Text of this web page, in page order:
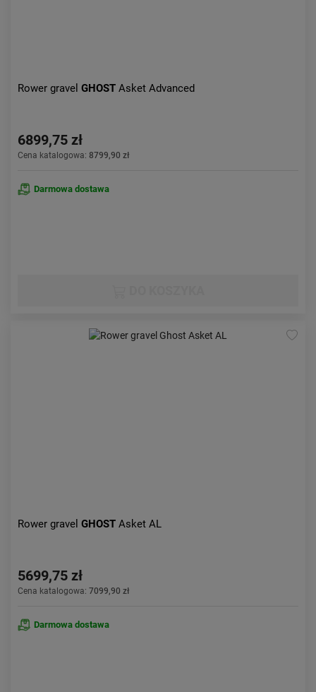
Rower gravel GHOST Asket Advanced
6899,75 zł
Cena katalogowa: 8799,90 zł
Darmowa dostawa
Rower gravel GHOST Asket AL
5699,75 zł
Cena katalogowa: 7099,90 zł
Darmowa dostawa